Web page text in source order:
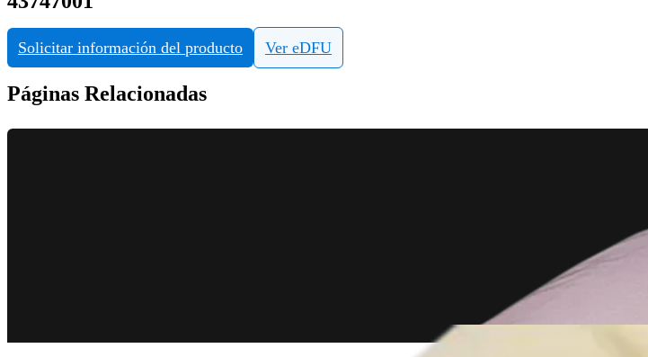
Solicitar información del producto Ver eDFU
Páginas Relacionadas